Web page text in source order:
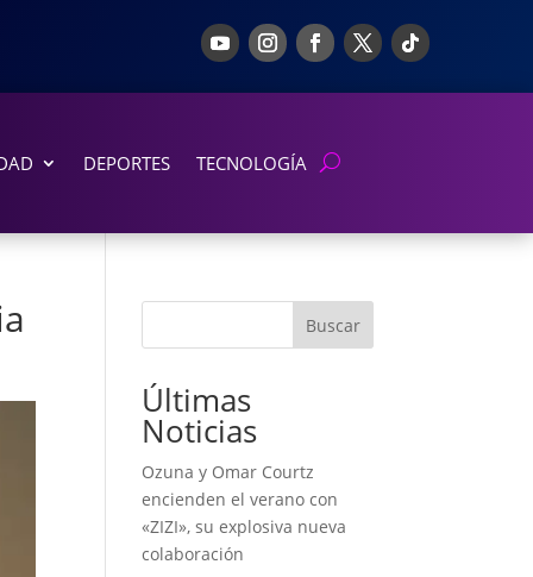
DEPORTES TECNOLOGÍA
Buscar
Últimas
Noticias
Ozuna y Omar Courtz
encienden el verano con
«ZIZI», su explosiva nueva
colaboración